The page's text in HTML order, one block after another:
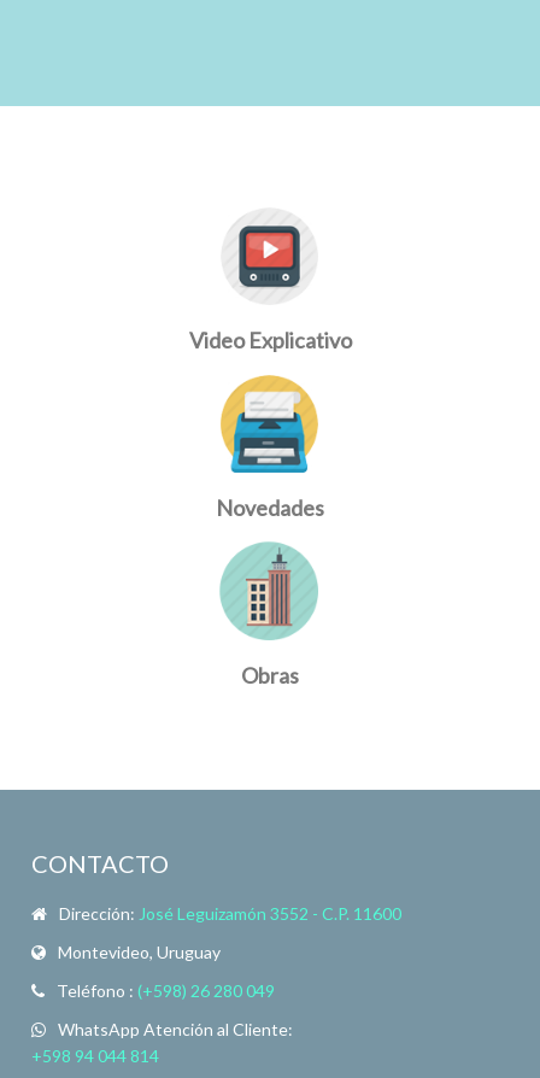
Video Explicativo
Novedades
Obras
CONTACTO
Dirección: José Leguizamón 3552 - C.P. 11600
Montevideo, Uruguay
Teléfono : (+598) 26 280 049
WhatsApp Atención al Cliente:
+598 94 044 814